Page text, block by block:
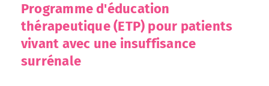
Programme d'éducation
thérapeutique (ETP) pour patients
vivant avec une insuffisance
surrénale